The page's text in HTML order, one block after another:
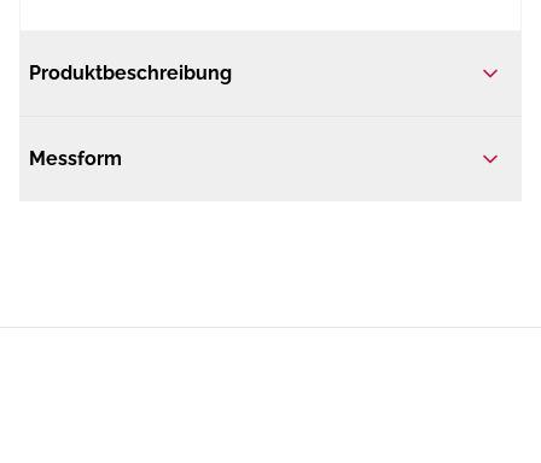
Produktbeschreibung
Messform